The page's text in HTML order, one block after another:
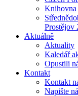
Knihovna
Prostějov
Aktuálně
Aktuality
Kaledář
Opustili
Kontakt
Kontakt
Napište